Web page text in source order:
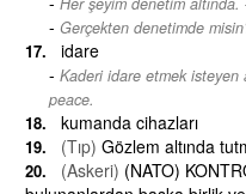
Gerçekten denetimde
idare
Kaderi idare etmek isteyen
peace.
kumanda cihazları
(Tıp) Gözlem altında
(Askeri) (NATO)